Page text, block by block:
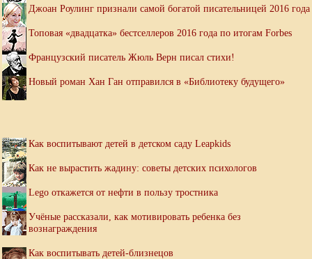
Джоан Роулинг признали самой богатой писательницей 2016 года
Топовая «двадцатка» бестселлеров 2016 года по итогам Forbes
Французский писатель Жюль Верн писал стихи!
Новый роман Хан Ган отправился в «Библиотеку будущего»
Как воспитывают детей в детском саду Leapkids
Как не вырастить жадину: советы детских психологов
Lego откажется от нефти в пользу тростника
Учёные рассказали, как мотивировать ребенка без
вознаграждения
Как воспитывать детей-близнецов